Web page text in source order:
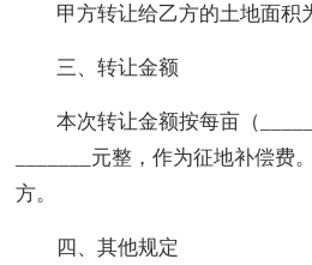
甲方转让给乙方的土地面积
三、转让金额
本次转让金额按每亩（
_______元整，作为征地补偿费
方。
四、其他规定